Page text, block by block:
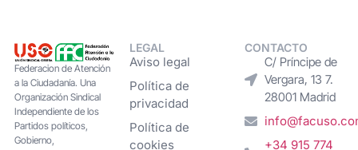
Federacion de Atención
a la Ciudadanía. Una
Organización Sindical
Independiente de los
Partidos políticos,
Gobierno,
LEGAL
Aviso legal
Política de
privacidad
Política de
cookies
CONTACTO
C/ Príncipe de
Vergara, 13 7.
28001 Madrid
+34 915 774